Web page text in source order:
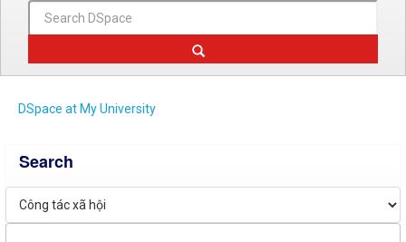
DSpace at My University
Search